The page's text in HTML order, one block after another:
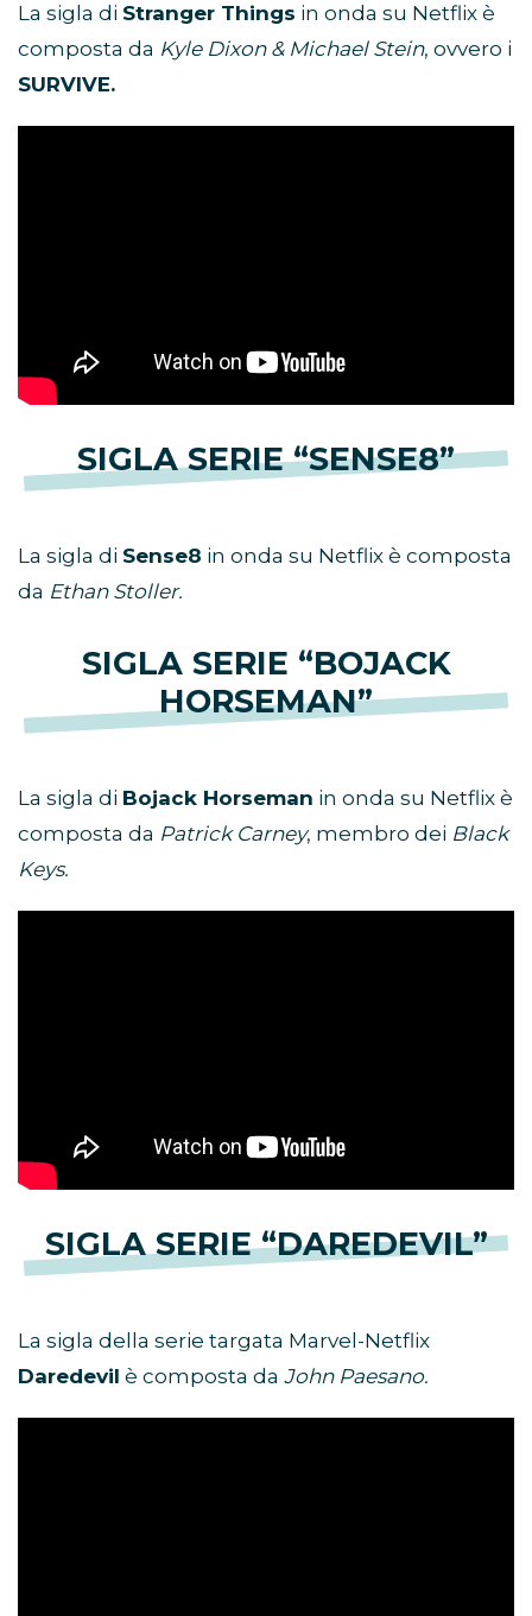
La sigla di Stranger Things in onda su Netflix è
composta da Kyle Dixon & Michael Stein, ovvero i
SURVIVE.
SIGLA SERIE “SENSE8”
La sigla di Sense8 in onda su Netflix è composta
da Ethan Stoller.
SIGLA SERIE “BOJACK
HORSEMAN”
La sigla di Bojack Horseman in onda su Netflix è
composta da Patrick Carney, membro dei Black
Keys.
SIGLA SERIE “DAREDEVIL”
La sigla della serie targata Marvel-Netflix
Daredevil è composta da John Paesano.